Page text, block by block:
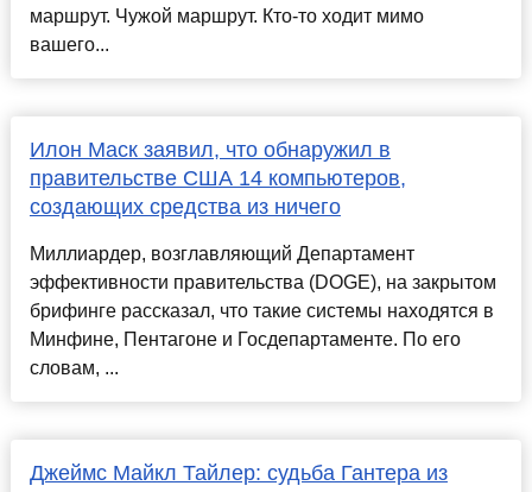
маршрут. Чужой маршрут. Кто-то ходит мимо
вашего...
Илон Маск заявил, что обнаружил в
правительстве США 14 компьютеров,
создающих средства из ничего
Миллиардер, возглавляющий Департамент
эффективности правительства (DOGE), на закрытом
брифинге рассказал, что такие системы находятся в
Минфине, Пентагоне и Госдепартаменте. По его
словам, ...
Джеймс Майкл Тайлер: судьба Гантера из